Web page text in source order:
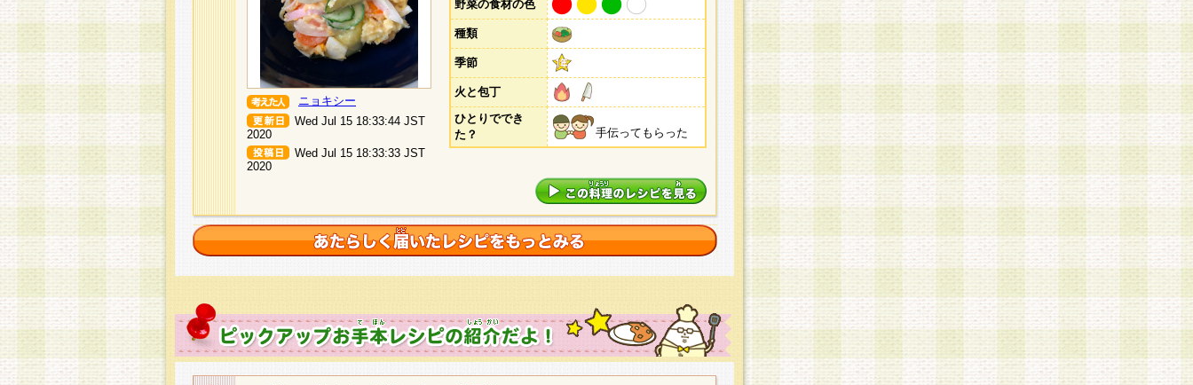
ニョキシー
Wed Jul 15 18:33:44 JST
2020
Wed Jul 15 18:33:33 JST
2020
野菜の食材の色
種類
季節
火と包丁
ひとりででき
た？
手伝ってもらった